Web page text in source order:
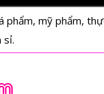
phẩm, mỹ phẩm,
sỉ.